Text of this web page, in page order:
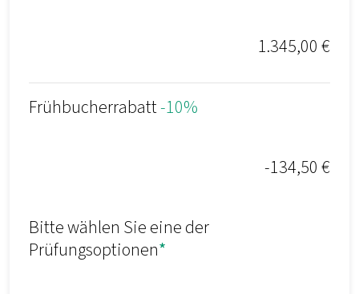
1.345,00 €
Frühbucherrabatt-10%
-134,50 €
Bitte wählen Sie eine der
Prüfungsoptionen*